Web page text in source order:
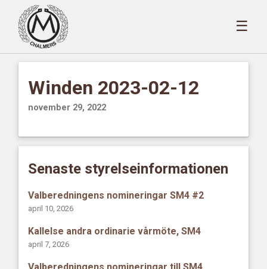
☰
Winden 2023-02-12
november 29, 2022
Senaste styrelseinformationen
Valberedningens nomineringar SM4 #2
april 10, 2026
Kallelse andra ordinarie vårmöte, SM4
april 7, 2026